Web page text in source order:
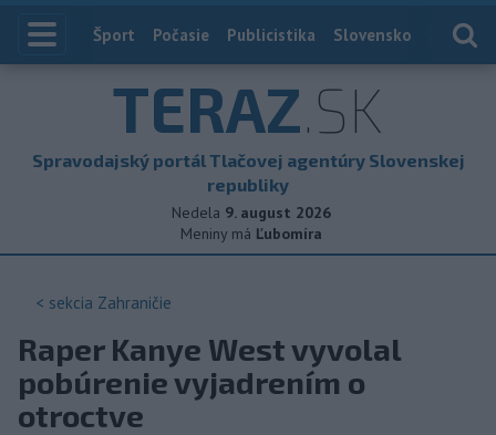
Index
Šport Počasie Publicistika Slovensko
TERAZ.SK
Spravodajský portál Tlačovej agentúry Slovenskej
republiky
Nedela 9. august 2026
Meniny má Ľubomíra
< sekcia Zahraničie
Raper Kanye West vyvolal
pobúrenie vyjadrením o
otroctve